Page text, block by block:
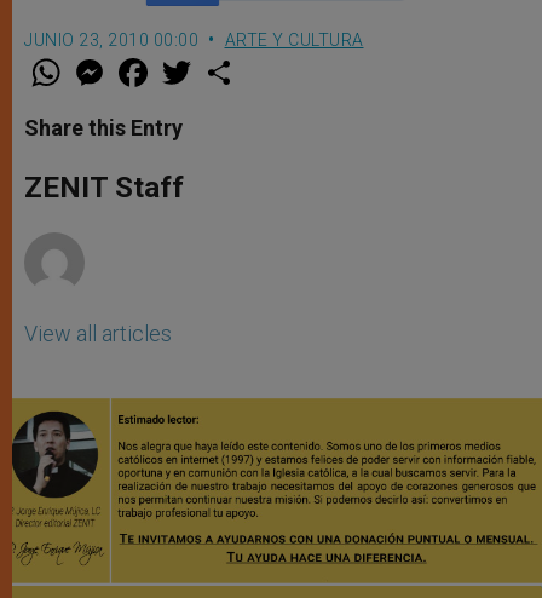
JUNIO 23, 2010 00:00 ARTE Y CULTURA
W
t
s
p
p
M
e
s
e
g
e
F
a
e
b
o
k
w
Share this Entry
ZENIT Staff
View all articles